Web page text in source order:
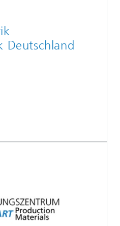
Deutschland